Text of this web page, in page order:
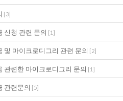
[3]
신청 관련 문의 [1 ]
및 마이크로디그리 관련 문의 [2]
관련한 마이크로디그리 문의 [1 ]
관련문의 [5]